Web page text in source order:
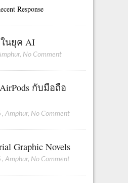
Response
ในยุค AI
, No Comment
กับมือถือ
, Amphur, No Comment
Graphic Novels
, Amphur, No Comment